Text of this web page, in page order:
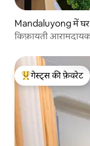
Mandaluyong में घर
किफ़ायती
गेस्ट्स का टॉप फ़ेवरेट
गेस्ट्स की फ़ेवरेट